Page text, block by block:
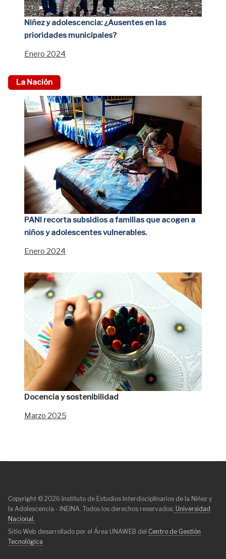
Niñez y adolescencia: ¿Ausentes en las
prioridades municipales?
Enero 2024
La Nación
PANI recorta subsidios a familias que acogen a
niños y adolescentes vulnerables.
Enero 2024
Docencia y sostenibilidad
Marzo 2025
Copyright © 2026 Instituto de Estudios Interdisciplinarios de la Niñez y
la Adolescencia - INEINA. Todos los derechos reservados. Universidad
Nacional.
Sitio Web desarrollado por el Área UNAWEB del Centro de Gestión
Tecnológica